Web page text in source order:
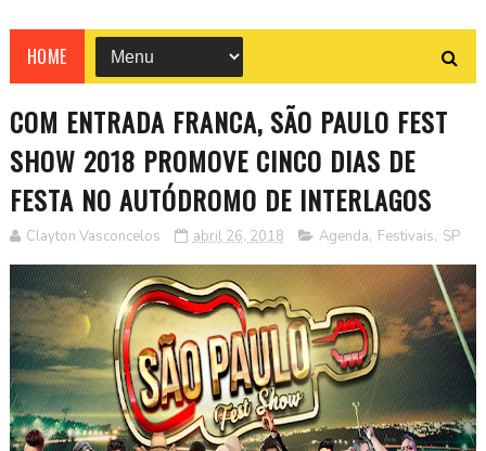
HOME
COM ENTRADA FRANCA, SÃO PAULO FEST
SHOW 2018 PROMOVE CINCO DIAS DE
FESTA NO AUTÓDROMO DE INTERLAGOS
Clayton Vasconcelos abril 26, 2018 Agenda, Festivais, SP